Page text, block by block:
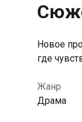
Новое
где
Жанр
Драма